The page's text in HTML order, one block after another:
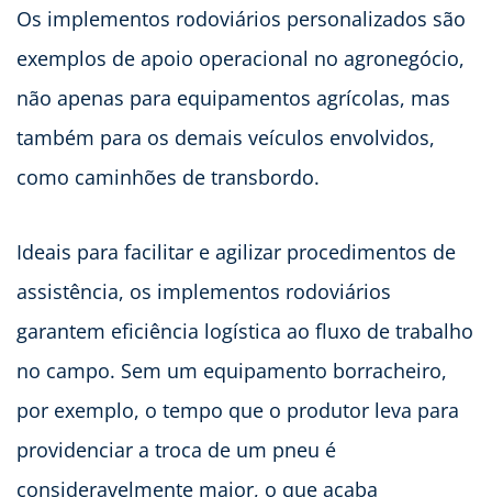
Os implementos rodoviários personalizados são
exemplos de apoio operacional no agronegócio,
não apenas para equipamentos agrícolas, mas
também para os demais veículos envolvidos,
como caminhões de transbordo.
Ideais para facilitar e agilizar procedimentos de
assistência, os implementos rodoviários
garantem eficiência logística ao fluxo de trabalho
no campo. Sem um equipamento borracheiro,
por exemplo, o tempo que o produtor leva para
providenciar a troca de um pneu é
consideravelmente maior, o que acaba